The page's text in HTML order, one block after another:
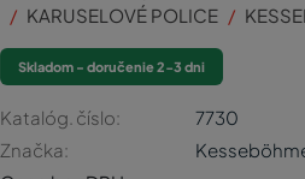
KARUSELOVÉ POLICE
Skladom - doručenie 2-3 dni
Katalóg. číslo:
7730
Značka: